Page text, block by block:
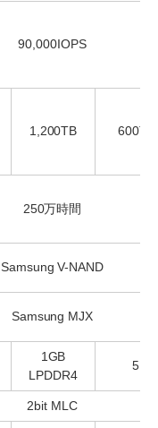
90,000IOPS
1,200TB 600TB
250万時間
Samsung V-NAND
Samsung MJX
1GB
LPDDR4
2bit MLC